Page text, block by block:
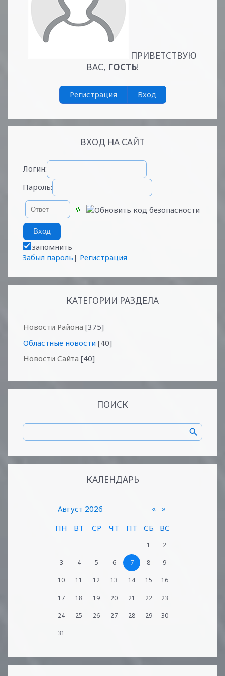
ПРИВЕТСТВУЮ
ВАС, ГОСТЬ!
Регистрация Вход
ВХОД НА САЙТ
Логин:
Пароль:
запомнить
Забыл пароль | Регистрация
КАТЕГОРИИ РАЗДЕЛА
Новости Района [375]
Областные новости [40]
Новости Сайта [40]
ПОИСК
КАЛЕНДАРЬ
«
Август 2026
»
ПН
ВТ СР ЧТ ПТ СБ ВС
1 2
3 4 5 6 7 8 9
10 11 12 13 14 15 16
17 18 19 20 21 22 23
24 25 26 27 28 29 30
31